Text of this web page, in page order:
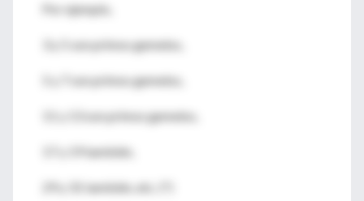
Por ejemplo,
3 y 5 son primos gemelos,
5 y 7 son primos gemelos,
11 y 13 son primos gemelos,
17 y 19 también,
29 y 31 también, etc. (*)